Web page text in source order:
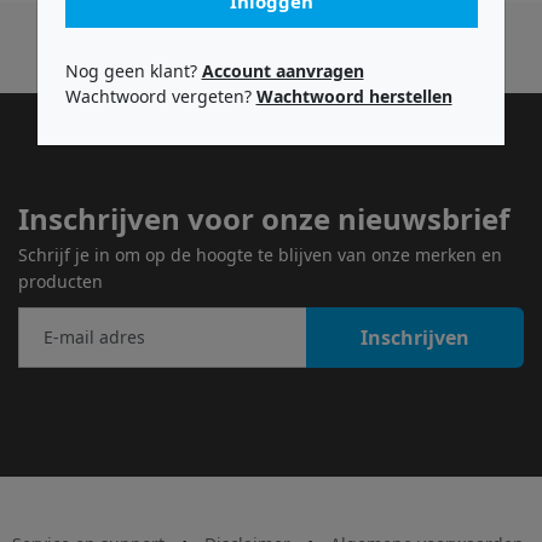
Inschrijven voor onze nieuwsbrief
Schrijf je in om op de hoogte te blijven van onze merken en
producten
Inschrijven
Nog geen klant? Account aanvragen
Wachtwoord vergeten? Wachtwoord herstellen